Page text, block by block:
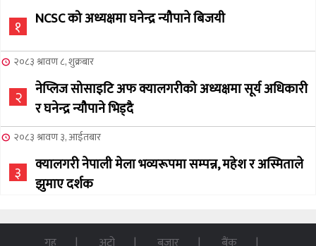
१ NCSC को अध्यक्षमा घनेन्द्र न्यौपाने बिजयी
२०८३ श्रावण ८, शुक्रबार
२
नेप्लिज सोसाइटि अफ क्यालगरीको अध्यक्षमा सूर्य अधिकारी
र घनेन्द्र न्यौपाने भिड्दै
२०८३ श्रावण ३, आईतबार
३
क्यालगरी नेपाली मेला भव्यरूपमा सम्पन्न, महेश र अस्मिताले
झुमाए दर्शक
NCSC को अध्यक्ष पदको लागी सूर्य अधिकारीको उम्मेदवारी